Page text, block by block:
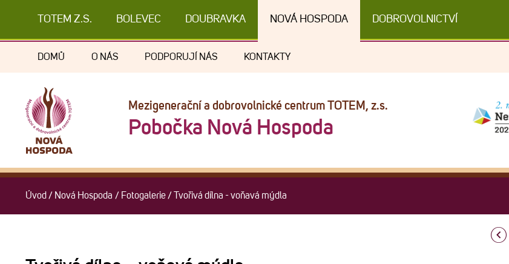
TOTEM Z.S. BOLEVEC DOUBRAVKA NOVÁ HOSPODA DOBROVOLNICTVÍ
DOMŮ O NÁS PODPORUJÍ NÁS KONTAKTY
Mezigenerační a dobrovolnické centrum TOTEM, z.s.
Pobočka Nová Hospoda
Úvod / Nová Hospoda / Fotogalerie / Tvořivá dílna - voňavá mýdla